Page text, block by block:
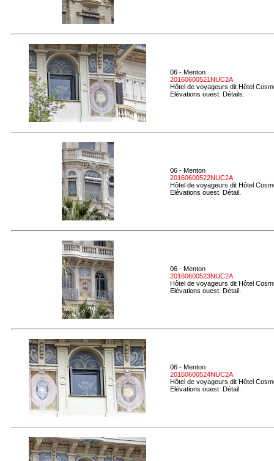
06 - Menton
20160600521NUC2A
Hôtel de voyageurs dit Hôtel
Elévations ouest. Détails.
06 - Menton
20160600522NUC2A
Hôtel de voyageurs dit Hôtel
Elévations ouest. Détail.
06 - Menton
20160600523NUC2A
Hôtel de voyageurs dit Hôtel
Elévations ouest. Détail.
06 - Menton
20160600524NUC2A
Hôtel de voyageurs dit Hôtel
Elévations ouest. Détail.